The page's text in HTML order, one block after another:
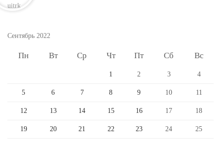
uitrk
Сентябрь 2022
Пн Вт Ср Чт Пт Сб Вс
1 2 3 4
5 6 7 8 9 10 11
12 13 14 15 16 17 18
19 20 21 22 23 24 25